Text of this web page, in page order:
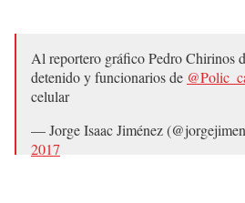
Al reportero gráfico Pedro Chirinos
detenido y funcionarios de
celular
— Jorge Isaac Jiménez
2017